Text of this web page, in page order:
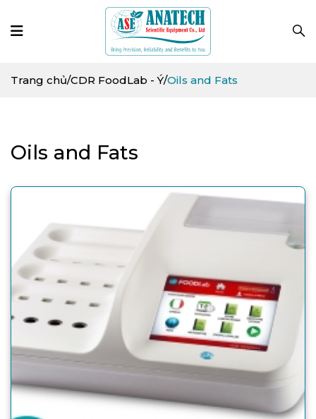
Trang chủ/CDR FoodLab - Ý/Oils and Fats
Oils and Fats